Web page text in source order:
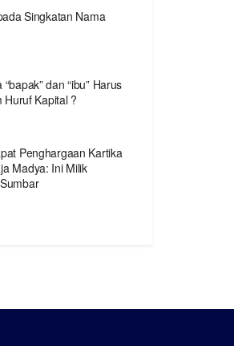
Singkatan Nama
dan “ibu” Harus
Huruf Kapital ?
Penghargaan Kartika
Madya: Ini Milik